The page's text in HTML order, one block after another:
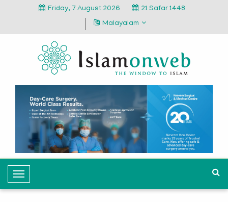
Friday, 7 August 2026
21 Safar 1448
Malayalam
T
o